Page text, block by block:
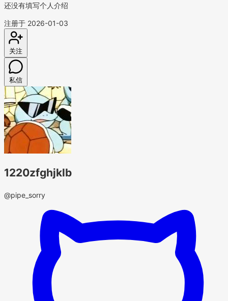
还没有填写个人介绍
注册于 2026-01-03
关注
私信
1220zfghjklb
@pipe_sorry